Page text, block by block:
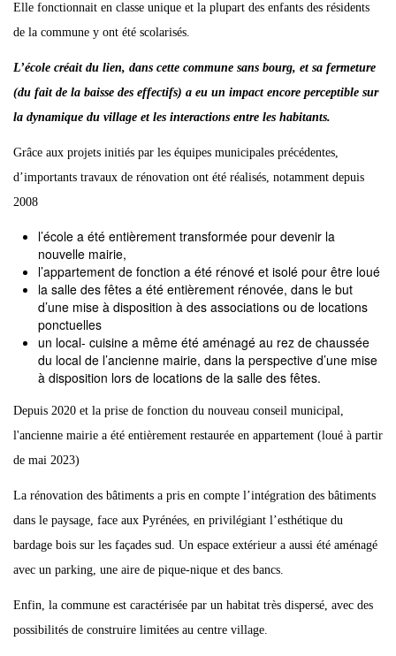
Elle fonctionnait en classe unique et la plupart des enfants des résidents
de la commune y ont été scolarisés.
L’école créait du lien, dans cette commune sans bourg, et sa fermeture
(du fait de la baisse des effectifs) a eu un impact encore perceptible sur
la dynamique du village et les interactions entre les habitants.
Grâce aux projets initiés par les équipes municipales précédentes,
d’importants travaux de rénovation ont été réalisés, notamment depuis
2008
l’école a été entièrement transformée pour devenir la
nouvelle mairie,
l’appartement de fonction a été rénové et isolé pour être loué
la salle des fêtes a été entièrement rénovée, dans le but
d’une mise à disposition à des associations ou de locations
ponctuelles
un local- cuisine a même été aménagé au rez de chaussée
du local de l’ancienne mairie, dans la perspective d’une mise
à disposition lors de locations de la salle des fêtes.
Depuis 2020 et la prise de fonction du nouveau conseil municipal,
l'ancienne mairie a été entièrement restaurée en appartement (loué à partir
de mai 2023)
La rénovation des bâtiments a pris en compte l’intégration des bâtiments
dans le paysage, face aux Pyrénées, en privilégiant l’esthétique du
bardage bois sur les façades sud. Un espace extérieur a aussi été aménagé
avec un parking, une aire de pique-nique et des bancs.
Enfin, la commune est caractérisée par un habitat très dispersé, avec des
possibilités de construire limitées au centre village.